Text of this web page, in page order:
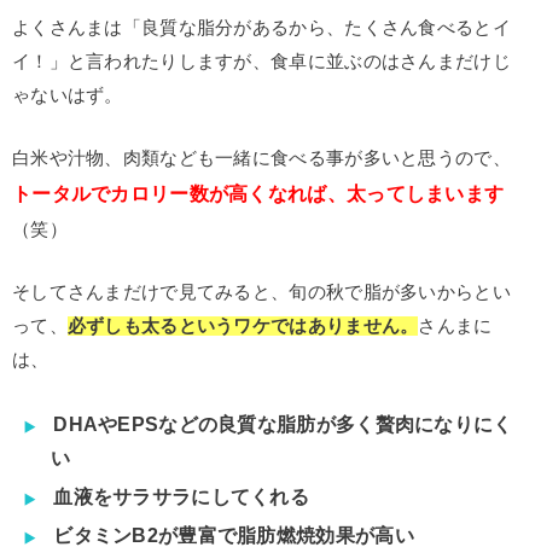
よくさんまは「良質な脂分があるから、たくさん食べるとイ
イ！」と言われたりしますが、食卓に並ぶのはさんまだけじ
ゃないはず。
白米や汁物、肉類なども一緒に食べる事が多いと思うので、
トータルでカロリー数が高くなれば、太ってしまいます
（笑）
そしてさんまだけで見てみると、旬の秋で脂が多いからとい
って、 必ずしも太るというワケではありません。
さんまに
は、
DHAやEPSなどの良質な脂肪が多く贅肉になりにく
い
血液をサラサラにしてくれる
ビタミンB2が豊富で脂肪燃焼効果が高い